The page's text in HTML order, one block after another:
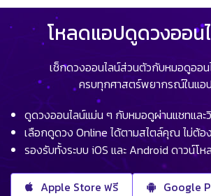
โหลดแอปดูดวงออน
เช็กดวงออนไลน์ส่วนตัวกับหมอดูออ
ครบทุกศาสตร์พยากรณ์ในแอ
ดูดวงออนไลน์แม่น ๆ กับหมอดูผ่านแชทและ
เลือกดูดวง Online ได้ตามสไตล์คุณ ไม่ต้อ
รองรับทั้งระบบ iOS และ Android ดาวน์โห
Apple Store ฟรี Google